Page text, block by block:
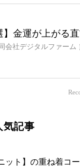
】金運が上がる
会社デジタルファーム
気記事
ット】の重ね着コ